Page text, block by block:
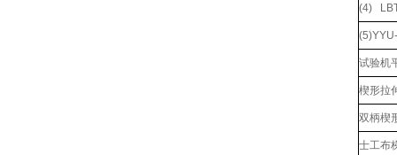
(4)
试验机
楔形拉
双柄楔
士工布